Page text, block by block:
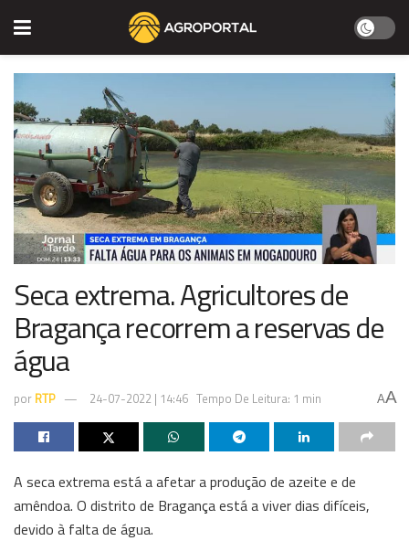
Seca extrema. Agricultores de
Bragança recorrem a reservas de
água
por RTP 24-07-2022 | 14:46 Tempo De Leitura: 1 min AA
A seca extrema está a afetar a produção de azeite e de
amêndoa. O distrito de Bragança está a viver dias difíceis,
devido à falta de água.